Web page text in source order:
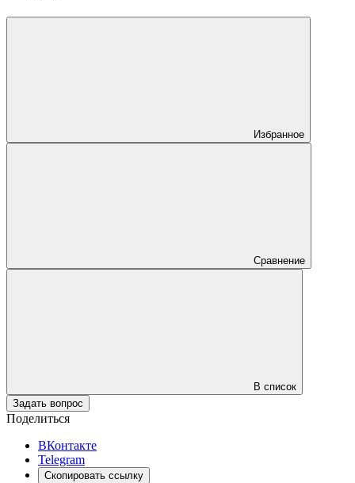
Избранное
Сравнение
В список
Задать вопрос
Поделиться
ВКонтакте
Telegram
Скопировать ссылку